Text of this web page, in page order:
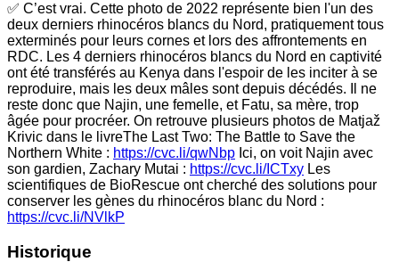
✅ C’est vrai. Cette photo de 2022 représente bien l'un des
deux derniers rhinocéros blancs du Nord, pratiquement tous
exterminés pour leurs cornes et lors des affrontements en
RDC. Les 4 derniers rhinocéros blancs du Nord en captivité
ont été transférés au Kenya dans l'espoir de les inciter à se
reproduire, mais les deux mâles sont depuis décédés. Il ne
reste donc que Najin, une femelle, et Fatu, sa mère, trop
âgée pour procréer. On retrouve plusieurs photos de Matjaž
Krivic dans le livreThe Last Two: The Battle to Save the
Northern White : https://cvc.li/qwNbp Ici, on voit Najin avec
son gardien, Zachary Mutai : https://cvc.li/ICTxy Les
scientifiques de BioRescue ont cherché des solutions pour
conserver les gènes du rhinocéros blanc du Nord :
https://cvc.li/NVlkP
Historique